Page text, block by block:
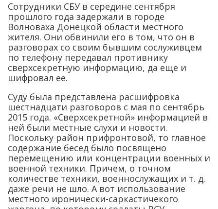
Сотрудники СБУ в середине сентября
прошлого года задержали в городе
Волноваха Донецкой области местного
жителя. Они обвинили его в том, что он в
разговорах со своим бывшим сослуживцем
по телефону передавал противнику
сверхсекретную информацию, да еще и
шифровал ее.
Суду была представлена расшифровка
шестнадцати разговоров с мая по сентябрь
2015 года. «Сверхсекретной» информацией в
ней были местные слухи и новости.
Поскольку район прифронтовой, то главное
содержание бесед было посвящено
перемещению или концентрации военных и
военной техники. Причем, о точном
количестве техники, военнослужащих и т. д.
даже речи не шло. А вот использование
местного иронически-саркастичекого